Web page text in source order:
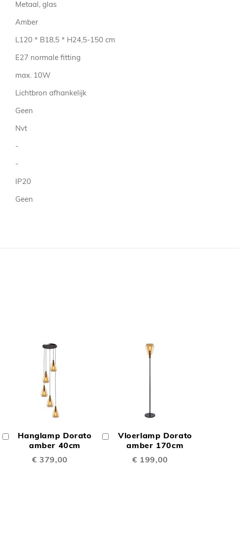
Metaal, glas
Amber
L120 * B18,5 * H24,5-150 cm
E27 normale fitting
max. 10W
Lichtbron afhankelijk
Geen
Nvt
-
-
IP20
Geen
Hanglamp Dorato
amber 40cm
€ 379,00
Winkelwagen
TE
Vloerlamp Dorato
amber 170cm
€ 199,00
Winkelwagen
TE